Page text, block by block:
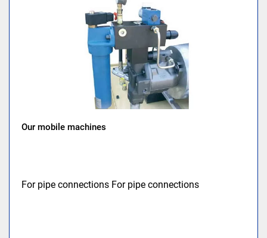
Our mobile machines
For pipe connections For pipe connections